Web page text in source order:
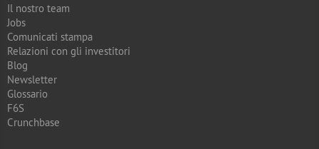
Il nostro team
Jobs
Comunicati stampa
Relazioni con gli investitori
Blog
Newsletter
Glossario
F6S
Crunchbase